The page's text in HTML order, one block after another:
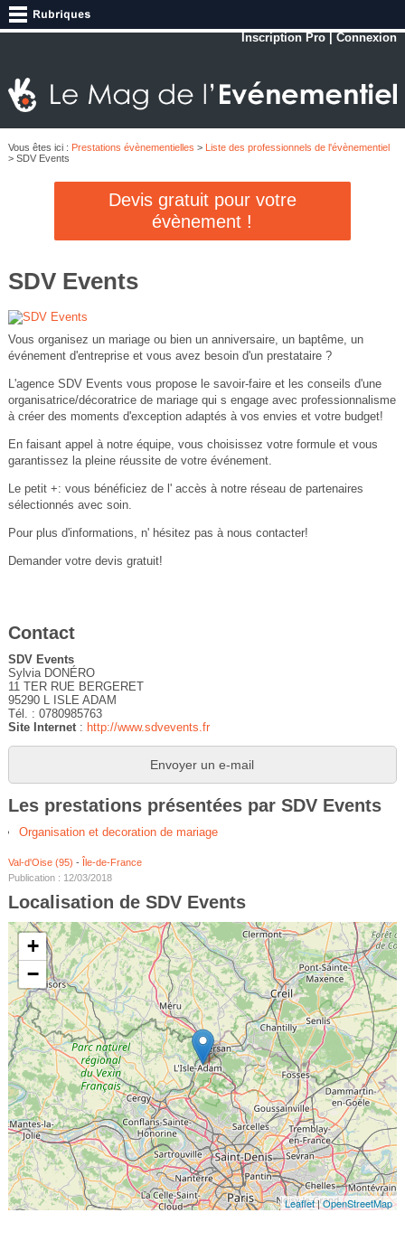
Inscription Pro |Connexion
Vous êtes ici : Prestations évènementielles >
Liste des professionnels de l'évènementiel
> SDV Events
Devis gratuit pour votre
évènement !
SDV Events
Vous organisez un mariage ou bien un anniversaire, un baptême, un
événement d'entreprise et vous avez besoin d'un prestataire ?
L'agence SDV Events vous propose le savoir-faire et les conseils d'une
organisatrice/décoratrice de mariage qui s engage avec professionnalisme
à créer des moments d'exception adaptés à vos envies et votre budget!
En faisant appel à notre équipe, vous choisissez votre formule et vous
garantissez la pleine réussite de votre événement.
Le petit +: vous bénéficiez de l' accès à notre réseau de partenaires
sélectionnés avec soin.
Pour plus d'informations, n' hésitez pas à nous contacter!
Demander votre devis gratuit!
Contact
SDV Events
Sylvia DONÉRO
11 TER RUE BERGERET
95290 L ISLE ADAM
Tél. : 0780985763
Site Internet: http://www.sdvevents.fr
Envoyer un e-mail
Les prestations présentées par SDV Events
Organisation et decoration de mariage
Val-d'Oise (95) - Île-de-France
Publication : 12/03/2018
Localisation de SDV Events
+
−
Leaflet|OpenStreetMap